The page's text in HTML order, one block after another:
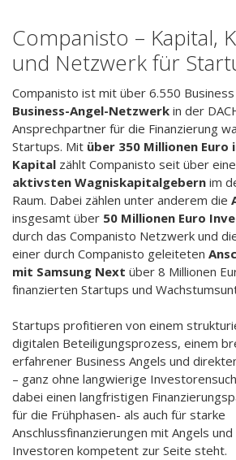
Companisto – Kapital,
und Netzwerk für
Companisto ist mit über 6.550
Business-Angel-Netzwerk in der
Ansprechpartner für die Finanzierung
Startups. Mit über 350 Millionen
Kapital zählt Companisto seit über
aktivsten Wagniskapitalgebern im
Raum. Dabei zählen unter anderem die
insgesamt über 50 Millionen Euro
durch das Companisto Netzwerk und
einer durch Companisto geleiteten
mit Samsung Next über 8 Millionen
finanzierten Startups und
Startups profitieren von einem
digitalen Beteiligungsprozess, einem
erfahrener Business Angels und
– ganz ohne langwierige
dabei einen langfristigen
für die Frühphasen- als auch für starke
Anschlussfinanzierungen mit Angels
Investoren kompetent zur Seite steht.